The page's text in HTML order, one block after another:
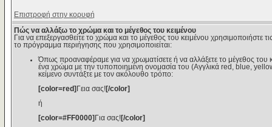
Επιστροφή στην κορυφή
Πώς να αλλάξω το χρώμα και το μέγεθος του κειμένου
Για να επεξεργασθείτε το χρώμα και το μέγεθος του κειμένου χρησιμοποιήστε
το πρόγραμμα περιήγησης που χρησιμοποιείται:
Όπως προαναφέραμε για να χρωματίσετε ή να αλλάξετε το μέγεθος του
ένα χρώμα με την τυποποιημένη ονομασία του (Αγγλικά red, blue,
κείμενο συντάξτε με τον ακόλουθο τρόπο:
[color=red] Γεια σας![/color]
ή
[color=#FF0000] Για σας![/color]